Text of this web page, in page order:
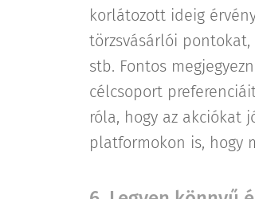
korlátozott ideig
törzsvásárlói
stb. Fontos
célcsoport
róla, hogy az akciókat
platformokon is, hogy